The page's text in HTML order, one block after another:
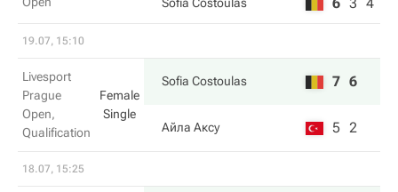
19.07, 15:10
Livesport
Prague
Open,
Qualification
Female
Single
Sofia Costoulas 7 6
Айла Аксу 5 2
18.07, 15:25